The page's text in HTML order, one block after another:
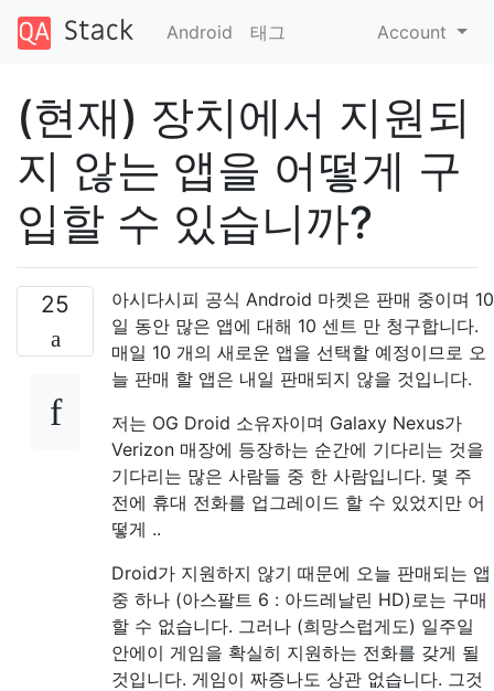
Android 태그 Account
(현재) 장치에서 지원되
지 않는 앱을 ​​어떻게 구
입할 수 있습니까?
25
아시다시피 공식 Android 마켓은 판매 중이며 10
일 동안 많은 앱에 대해 10 센트 만 청구합니다.
매일 10 개의 새로운 앱을 선택할 예정이므로 오
늘 판매 할 앱은 내일 판매되지 않을 것입니다.
저는 OG Droid 소유자이며 Galaxy Nexus가
Verizon 매장에 등장하는 순간에 기다리는 것을
기다리는 많은 사람들 중 한 사람입니다. 몇 주
전에 휴대 전화를 업그레이드 할 수 있었지만 어
떻게 ..
Droid가 지원하지 않기 때문에 오늘 판매되는 앱
중 하나 (아스팔트 6 : 아드레날린 HD)로는 구매
할 수 없습니다. 그러나 (희망스럽게도) 일주일
안에이 게임을 확실히 지원하는 전화를 갖게 될
것입니다. 게임이 짜증나도 상관 없습니다. 그것